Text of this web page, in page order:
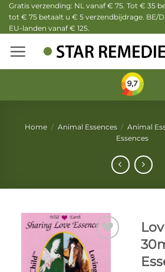
Ga
naar
inhoud
Gratis verzending: NL vanaf € 75. Tot € 35
tot € 75 betaalt u € 5 verzendbijdrage. BE/
EU-landen vanaf € 125.
Home / Animal Essences / Animal
Essences